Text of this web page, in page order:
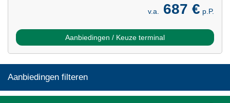
v.a. 687 € p.P.
Aanbiedingen / Keuze terminal
Aanbiedingen filteren